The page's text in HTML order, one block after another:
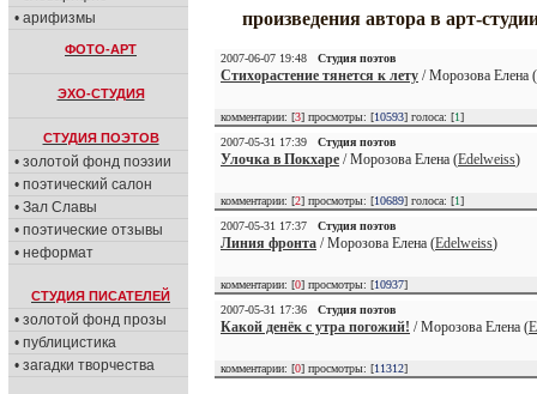
• арифизмы
ФОТО-АРТ
ЭХО-СТУДИЯ
СТУДИЯ ПОЭТОВ
• золотой фонд поэзии
• поэтический салон
• Зал Славы
• поэтические отзывы
• неформат
СТУДИЯ ПИСАТЕЛЕЙ
• золотой фонд прозы
• публицистика
• загадки творчества
произведения автора в арт-
2007-06-07 19:48 Студия поэтов
Стихорастение тянется к лету / Морозова Елена (
комментарии: [3] просмотры: [10593] голоса: [1]
2007-05-31 17:39
Студия поэтов
Улочка в Покхаре / Морозова Елена (Edelweiss)
комментарии: [2] просмотры: [10689] голоса: [1]
2007-05-31 17:37
Студия поэтов
Линия фронта / Морозова Елена (Edelweiss)
комментарии: [0] просмотры: [10937]
2007-05-31 17:36
Студия поэтов
Какой денёк с утра погожий! / Морозова Елена (
комментарии: [0] просмотры: [11312]